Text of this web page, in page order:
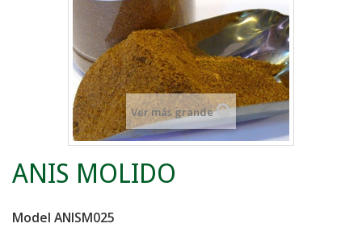
Ver más grande
ANIS MOLIDO
Model ANISM025